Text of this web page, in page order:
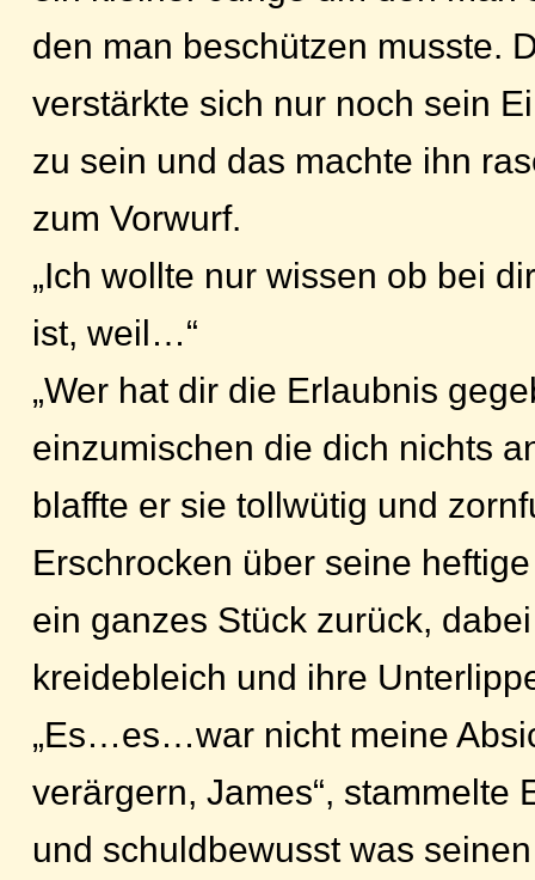
den man beschützen musste.
verstärkte sich nur noch sein
zu sein und das machte ihn
zum Vorwurf.
„Ich wollte nur wissen ob bei
ist, weil…“
„Wer hat dir die Erlaubnis
einzumischen die dich nichts
blaffte er sie tollwütig und
Erschrocken über seine
ein ganzes Stück zurück,
kreidebleich und ihre
„Es…es…war nicht meine
verärgern, James“, stammelte
und schuldbewusst was